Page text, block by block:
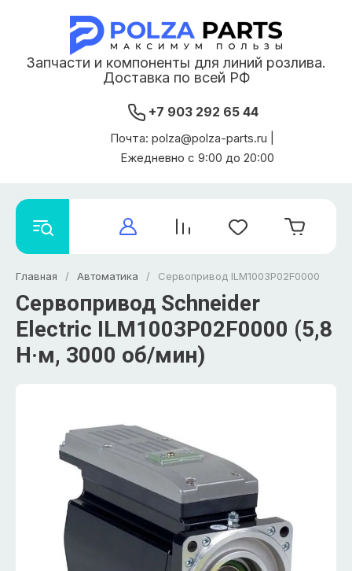
Запчасти и компоненты для линий розлива.
Доставка по всей РФ
+7 903 292 65 44
Почта: polza@polza-parts.ru |
Ежедневно с 9:00 до 20:00
Главная / Автоматика / Сервопривод ILM1003P02F0000
Сервопривод Schneider
Electric ILM1003P02F0000 (5,8
Н·м, 3000 об/мин)